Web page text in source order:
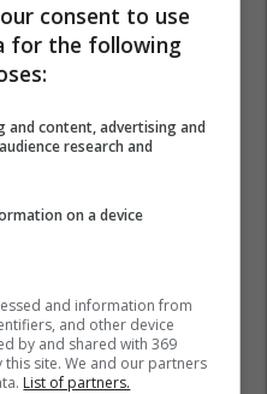
consent to use
for the following
and content, advertising and
research and
on a device
and information from
and other device
by and shared with 369
site. We and our partners
List of partners.